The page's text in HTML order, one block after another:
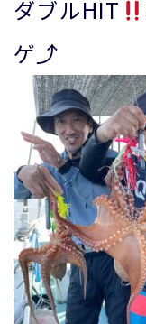
ダブルHIT
ゲ⤴︎